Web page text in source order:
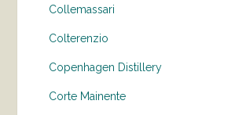
Collemassari
Colterenzio
Copenhagen Distillery
Corte Mainente